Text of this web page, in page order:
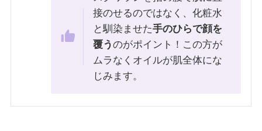
接のせるのではなく、化粧水
と馴染ませた手のひらで顔を
覆うのがポイント！この方が
ムラなくオイルが肌全体にな
じみます。